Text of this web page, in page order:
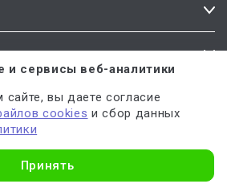
Напишите нам
и сервисы веб-аналитики
вы даете согласие
cookies и сбор данных
Принять